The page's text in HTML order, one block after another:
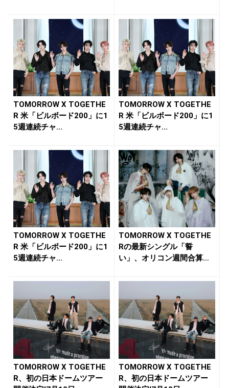
TOMORROW X TOGETHE
R 米「ビルボード200」に1
5週連続チャ...
TOMORROW X TOGETHE
R 米「ビルボード200」に1
5週連続チャ...
TOMORROW X TOGETHE
R 米「ビルボード200」に1
5週連続チャ...
TOMORROW X TOGETHE
Rの最新シングル「誓
い」、オリコン週間合算
TOMORROW X TOGETHE
R、初の日本ドームツアー
TOMORROW X TOGETHE
R、初の日本ドームツアー